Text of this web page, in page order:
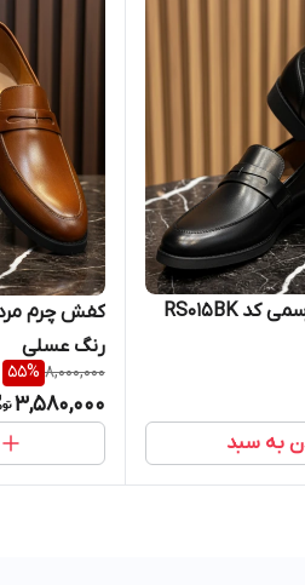
کفش چرم مردانه رسمی کد RS015BK
به سبد
رنگ عسلی
8,000,000
55%
3,580,000